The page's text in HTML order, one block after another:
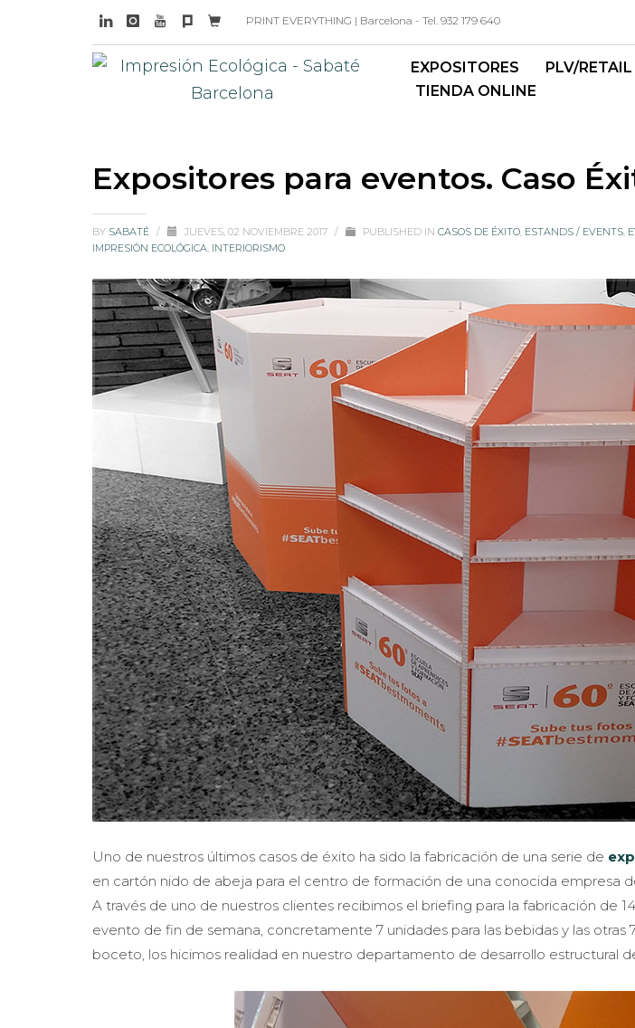
PRINT EVERYTHING | Barcelona - Tel. 932 179 640
EXPOSITORES PLV/RETAIL
TIENDA ONLINE
Expositores para eventos. Caso
BY SABATÉ / JUEVES, 02 NOVIEMBRE 2017 / PUBLISHED IN CASOS DE ÉXITO, ESTANDS / EVENTS,
IMPRESIÓN ECOLÓGICA, INTERIORISMO
Uno de nuestros últimos casos de éxito ha sido la fabricación de una serie de
en cartón nido de abeja para el centro de formación de una conocida empresa
A través de uno de nuestros clientes recibimos el briefing para la fabricación de
evento de fin de semana, concretamente 7 unidades para las bebidas y las otras
boceto, los hicimos realidad en nuestro departamento de desarrollo estructural